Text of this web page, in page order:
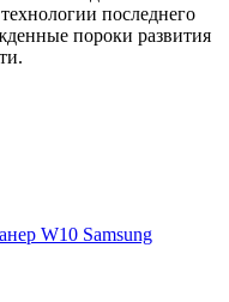
последнего
пороки развития
W10 Samsung